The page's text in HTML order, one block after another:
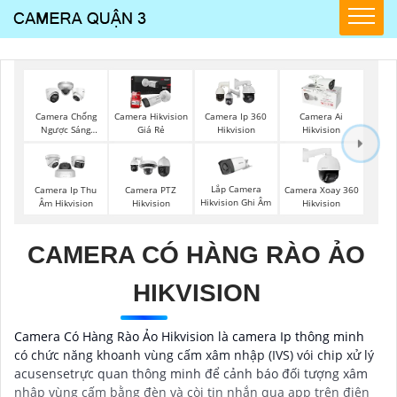
Camera Chống
Ngược Sáng
Camera Hikvision
Giá Rẻ
Camera Ip 360
Hikvision
Camera Ai
Hikvision
Camera Ip Thu
Âm Hikvision
Camera PTZ
Hikvision
Lắp Camera
Hikvision Ghi Âm
Camera Xoay 360
Hikvision
CAMERA CÓ HÀNG RÀO ẢO
HIKVISION
Camera Có Hàng Rào Ảo Hikvision là camera Ip thông minh
có chức năng khoanh vùng cấm xâm nhập (IVS) vói chip xử lý
acusensetrực quan thông minh để cảnh báo đối tượng xâm
nhập vùng cấm bằng đèn và còi tin nhắn qua app trên điện